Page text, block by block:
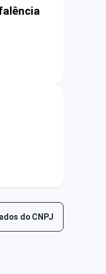
do CNPJ